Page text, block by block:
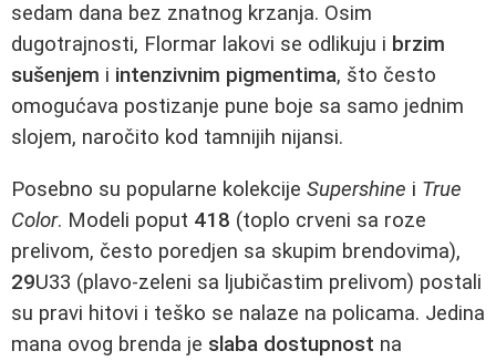
sedam dana bez znatnog krzanja. Osim
dugotrajnosti, Flormar lakovi se odlikuju i brzim
sušenjem i intenzivnim pigmentima, što često
omogućava postizanje pune boje sa samo jednim
slojem, naročito kod tamnijih nijansi.
Posebno su popularne kolekcije Supershine i True
Color. Modeli poput 418 (toplo crveni sa roze
prelivom, često poredjen sa skupim brendovima),
29U33 (plavo-zeleni sa ljubičastim prelivom) postali
su pravi hitovi i teško se nalaze na policama. Jedina
mana ovog brenda je slaba dostupnost na